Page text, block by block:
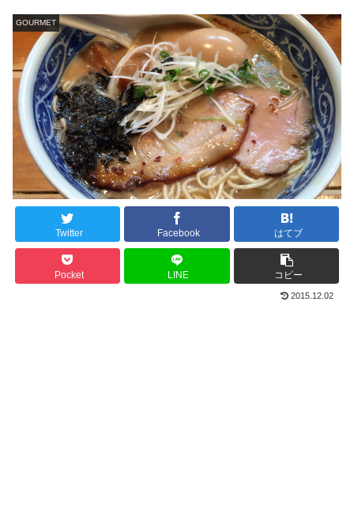
GOURMET
Twitter Facebook はてブ
Pocket LINE コピー
2015.12.02